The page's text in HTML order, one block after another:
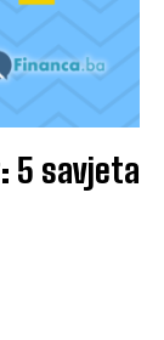
5 savjeta